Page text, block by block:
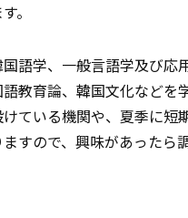
。
語学、一般言語学及び応
教育論、韓国文化などを
ている機関や、夏季に短
すので、興味があったら